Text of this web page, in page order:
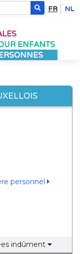
FR NL
ENFANTS
personnel
indûment